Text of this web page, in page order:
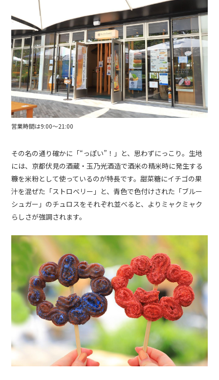
営業時間は9:00～21:00
その名の通り確かに「“っぽい”！」と、思わずにっこり。生地
には、京都伏見の酒蔵・玉乃光酒造で酒米の精米時に発生する
糠を米粉として使っているのが特長です。甜菜糖にイチゴの果
汁を混ぜた「ストロベリー」と、青色で色付けされた「ブルー
シュガー」のチュロスをそれぞれ並べると、よりミャクミャク
らしさが強調されます。